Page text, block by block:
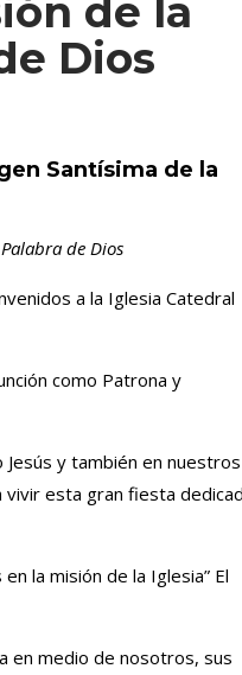
de la
Dios
Santísima de la
de Dios
a la Iglesia Catedral
como Patrona y
y también en nuestros
esta gran fiesta
la misión de la Iglesia” El
en medio de nosotros, sus